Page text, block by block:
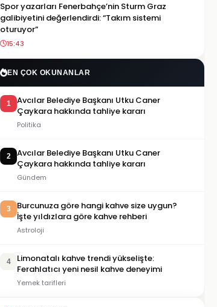
Spor yazarları Fenerbahçe’nin Sturm Graz
galibiyetini değerlendirdi: “Takım sistemi
oturuyor”
15:43
EN ÇOK OKUNANLAR
1
Avcılar Belediye Başkanı Utku Caner
Çaykara hakkında tahliye kararı
Politika
2
Avcılar Belediye Başkanı Utku Caner
Çaykara hakkında tahliye kararı
Gündem
3
Burcunuza göre hangi kahve size uygun?
İşte yıldızlara göre kahve rehberi
Astroloji
4
Limonatalı kahve trendi yükselişte:
Ferahlatıcı yeni nesil kahve deneyimi
Yemek tarifleri